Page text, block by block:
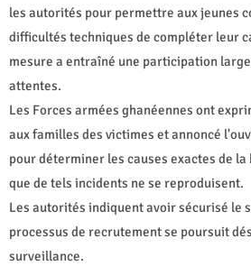
les autorités pour permettre aux jeunes
difficultés techniques de compléter leur
mesure a entraîné une participation
attentes.
Les Forces armées ghanéennes ont
aux familles des victimes et annoncé
pour déterminer les causes exactes de
que de tels incidents ne se reproduisent.
Les autorités indiquent avoir sécurisé le
processus de recrutement se poursuit
surveillance.